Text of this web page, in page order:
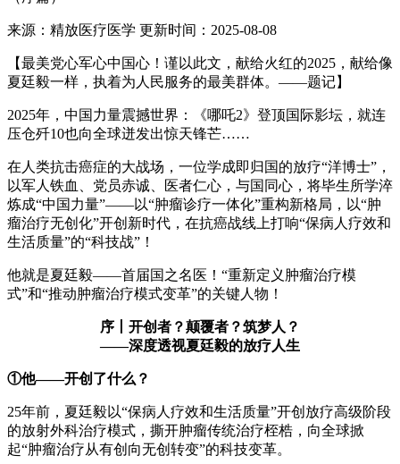
来源：精放医疗医学 更新时间：2025-08-08
【最美党心军心中国心！谨以此文，献给火红的2025，献给像
夏廷毅一样，执着为人民服务的最美群体。——题记】
2025年，中国力量震撼世界：《哪吒2》登顶国际影坛，就连
压仓歼10也向全球迸发出惊天锋芒……
在人类抗击癌症的大战场，一位学成即归国的放疗“洋博士”，
以军人铁血、党员赤诚、医者仁心，与国同心，将毕生所学淬
炼成“中国力量”——以“肿瘤诊疗一体化”重构新格局，以“肿
瘤治疗无创化”开创新时代，在抗癌战线上打响“保病人疗效和
生活质量”的“科技战”！
他就是夏廷毅——首届国之名医！“重新定义肿瘤治疗模
式”和“推动肿瘤治疗模式变革”的关键人物！
序丨开创者？颠覆者？筑梦人？
——深度透视夏廷毅的放疗人生
①他——开创了什么？
25年前，夏廷毅以“保病人疗效和生活质量”开创放疗高级阶段
的放射外科治疗模式，撕开肿瘤传统治疗桎梏，向全球掀
起“肿瘤治疗从有创向无创转变”的科技变革。